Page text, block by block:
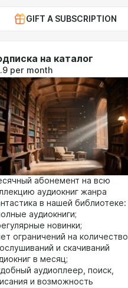
GIFT A SUBSCRIPTION
на каталог
per month
абонемент на всю
аудиокниг жанра
в нашей библиотеке:
аудиокниги;
новинки;
ограничений на количество
и скачиваний
в месяц;
аудиоплеер, поиск,
и возможность